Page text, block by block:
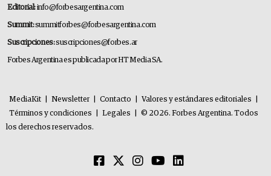
Editorial:info@forbesargentina.com
Summit:summitforbes@forbesargentina.com
Suscripciones:suscripciones@forbes.ar
Forbes Argentina es publicada por HT Media SA.
MediaKit Newsletter Contacto Valores y estándares editoriales
Términos y condiciones
Legales
© 2026. Forbes Argentina. Todos
los derechos reservados.